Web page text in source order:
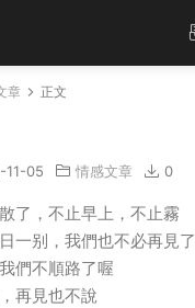
章 正文
11-05 情感文章 0
了，不止早上，不止霧
一别，我們也不必再見了
們不順路了喔
再見也不說